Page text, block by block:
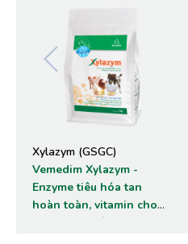
Xylazym (GSGC)
Vemedim Xylazym -
Enzyme tiêu hóa tan
hoàn toàn, vitamin cho
gia súc gia cầm